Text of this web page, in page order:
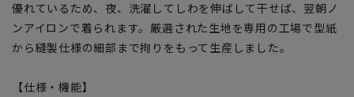
優れているため、夜、洗濯してしわを伸ばして干せば、翌朝ノ
ンアイロンで着られます。厳選された生地を専用の工場で型紙
から縫製仕様の細部まで拘りをもって生産しました。
【仕様・機能】